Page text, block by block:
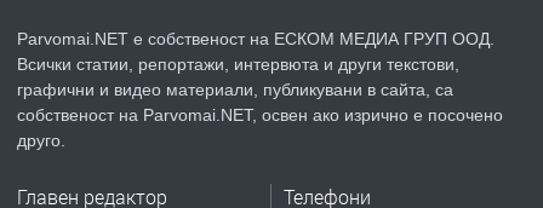
преди 1 година
ПРЕДЛАГА Уроци по Математика
Parvomai.NET е собственост на ЕСКОМ МЕДИА ГРУП ООД.
Всички статии, репортажи, интервюта и други текстови,
графични и видео материали, публикувани в сайта, са
собственост на Parvomai.NET, освен ако изрично е посочено
друго.
Главен редактор Телефони